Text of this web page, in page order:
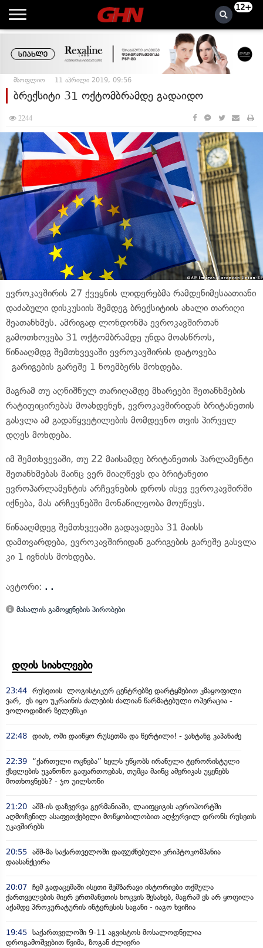
12+
მსოფლიო 11 აპრილი 2019, 09:56
ბრექსიტი 31 ოქტომბრამდე გადაიდო
2244
ევროკავშირის 27 ქვეყნის ლიდერებმა რამდენიმესაათიანი
დაძაბული დისკუსიის შემდეგ ბრექსიტიის ახალი თარიღი
შეათანხმეს. ამრიგად ლონდონმა ევროკავშირთან
გამოთხოვება 31 ოქტომბრამდე უნდა მოასწროს,
წინააღმდგ შემთხვევაში ევროკავშირის დატოვება
გარიგების გარეშე 1 ნოემბერს მოხდება.
მაგრამ თუ აღნიშნულ თარიღამდე მხარეები შეთანხმების
რატიფიცირებას მოახდენენ, ევროკავშირიდან ბრიტანეთის
გასვლა ამ გადაწყვეტილების მომდევნო თვის პირველ
დღეს მოხდება.
იმ შემთხვევაში, თუ 22 მაისამდე ბრიტანეთის პარლამენტი
შეთანხმებას მაინც ვერ მიაღწევს და ბრიტანეთი
ევროპარლამენტის არჩევნების დროს ისევ ევროკავშირში
იქნება, მას არჩევნებში მონაწილეობა მოუწევს.
წინააღმდეგ შემთხვევაში გადავადება 31 მაისს
დამთვარდება, ევროკავშირიდან გარიგების გარეშე გასვლა
კი 1 ივნისს მოხდება.
ავტორი: . .
მასალის გამოყენების პირობები
დღის სიახლეები
23:44 რუსეთის ლოგისტიკურ ცენტრებზე დარტყმებით კმაყოფილი
ვარ, ეს იყო უკრაინის ძალების ძალიან წარმატებული ოპერაცია -
ვოლოდიმირ ზელენსკი
22:48 დიახ, ომი დაიწყო რუსეთმა და წერტილი! - ვახტანგ კაპანაძე
22:39
“ქართული ოცნება” ხელს უწყობს ირანული ტერორისტული
ქსელების უკანონო გაფართოებას, თუმცა მაინც ამერიკას უყენებს
მოთხოვნებს? - ჯო უილსონი
21:20 აშშ-ის დაზვერვა გერმანიაში, ლაიფციგის აეროპორტში
აღმოჩენილ ასაფეთქებელი მოწყობილობით აღჭურვილ დრონს რუსეთს
უკავშირებს
20:55 აშშ-მა საქართველოში დაფუძნებული კრიპტოკომპანია
დაასანქცირა
20:07 ჩემ გადაცემაში ისეთი შემზარავი ისტორიები თქმულა
ქართველების მიერ ერთმანეთის ხოცვის შესახებ, მაგრამ ეს არ ყოფილა
აქამდე პროკურატურის ინტერესის საგანი - იაგო ხვიჩია
19:45 საქართველოში 9-11 აგვისტოს მოსალოდნელია
დროგამოშვებით წვიმა, ზოგან ძლიერი